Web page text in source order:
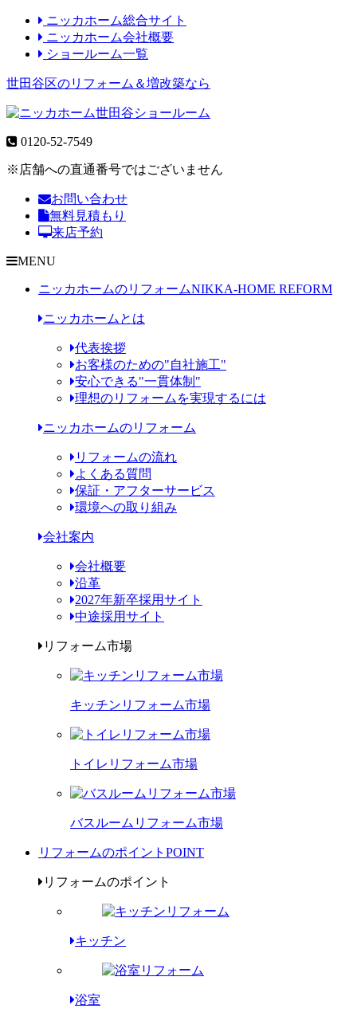
ニッカホーム総合サイト
ニッカホーム会社概要
ショールーム一覧
世田谷区のリフォーム＆増改築なら
0120-52-7549
※店舗への直通番号ではございません
お問い合わせ
無料見積もり
来店予約
MENU
ニッカホームのリフォームNIKKA-HOME REFORM
ニッカホームとは
代表挨拶
お客様のための"自社施工"
安心できる"一貫体制"
理想のリフォームを実現するには
ニッカホームのリフォーム
リフォームの流れ
よくある質問
保証・アフターサービス
環境への取り組み
会社案内
会社概要
沿革
2027年新卒採用サイト
中途採用サイト
リフォーム市場
キッチンリフォーム市場
トイレリフォーム市場
バスルームリフォーム市場
リフォームのポイント POINT
リフォームのポイント
キッチン
浴室